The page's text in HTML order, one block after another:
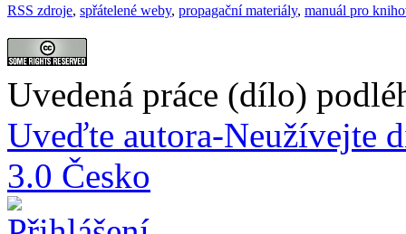
RSS zdroje, spřátelené weby, propagační materiály, manuál pro
Uvedená práce (dílo)
Uveďte autora-Neužívejte
3.0 Česko